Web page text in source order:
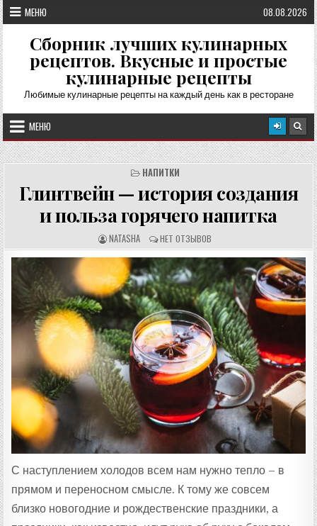
Перейти
к
содержимому
МЕНЮ 08.08.2026
Сборник лучших кулинарных
рецептов. Вкусные и простые
кулинарные рецепты
Любимые кулинарные рецепты на каждый день как в ресторане
МЕНЮ
НАПИТКИ
Глинтвейн — история создания
и польза горячего напитка
А
В
Т
О
Р
Р
Е
Ц
Т
А
:
NATASHA О
Т
З
Ы
В
Ы
:
НЕТ ОТЗЫВОВ
С наступлением холодов всем нам нужно тепло – в
прямом и переносном смысле. К тому же совсем
близко новогодние и рождественские праздники, а